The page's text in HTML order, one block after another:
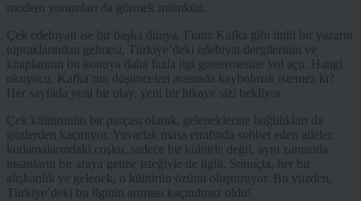
modern yorumları da görmek mümkün.
Çek edebiyatı ise bir başka dünya. Franz Kafka gibi ünlü bir yazarın
topraklarından gelmesi, Türkiye’deki edebiyat dergilerinin ve
kitaplarının bu konuya daha fazla ilgi göstermesine yol açtı. Hangi
okuyucu, Kafka’nın düşünceleri arasında kaybolmak istemez ki?
Her sayfada yeni bir olay, yeni bir hikaye sizi bekliyor.
Çek kültürünün bir parçası olarak, geleneklerine bağlılıkları da
gözlerden kaçmıyor. Yuvarlak masa etrafında sohbet eden aileler,
kutlamalarındaki coşku, sadece bir kültürle değil, aynı zamanda
insanların bir araya gelme isteğiyle de ilgili. Sonuçta, her bir
alışkanlık ve gelenek, o kültürün özünü oluşturuyor. Bu yüzden,
Türkiye’deki bu ilginin artması kaçınılmaz oldu!